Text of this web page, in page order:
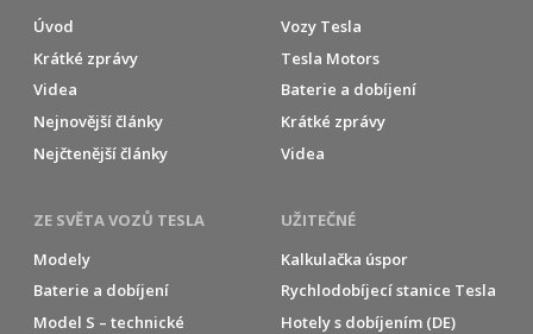
Úvod
Krátké zprávy
Videa
Nejnovější články
Nejčtenější články
Vozy Tesla
Tesla Motors
Baterie a dobíjení
Krátké zprávy
Videa
ZE SVĚTA VOZŮ TESLA
Modely
Baterie a dobíjení
Model S – technické
UŽITEČNÉ
Kalkulačka úspor
Rychlodobíjecí stanice Tesla
Hotely s dobíjením (DE)